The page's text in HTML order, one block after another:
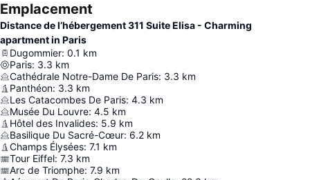
Emplacement
Distance de l’hébergement 311 Suite Elisa - Charming
apartment in Paris
Dugommier: 0.1 km
Paris: 3.3 km
Cathédrale Notre-Dame De Paris: 3.3 km
Panthéon: 3.3 km
Les Catacombes De Paris: 4.3 km
Musée Du Louvre: 4.5 km
Hôtel des Invalides: 5.9 km
Basilique Du Sacré-Cœur: 6.2 km
Champs Élysées: 7.1 km
Tour Eiffel: 7.3 km
Arc de Triomphe: 7.9 km